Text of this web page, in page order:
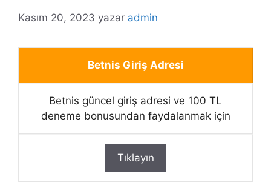
Kasım 20, 2023 yazar admin
Betnis Giriş Adresi
Betnis güncel giriş adresi ve 100 TL
deneme bonusundan faydalanmak için
Tıklayın